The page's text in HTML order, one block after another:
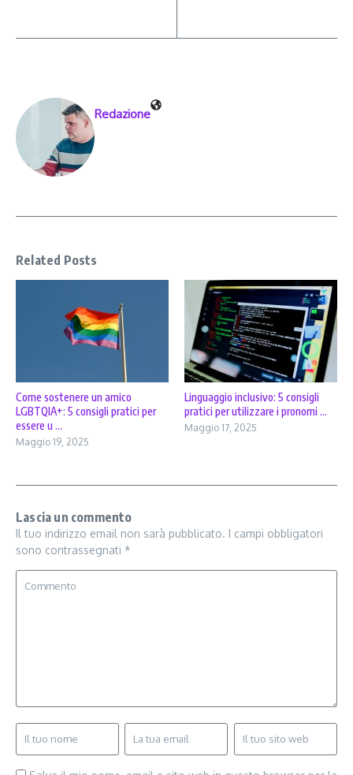
Redazione
Related Posts
Come sostenere un amico
LGBTQIA+: 5 consigli pratici per
essere u ...
Maggio 19, 2025
Linguaggio inclusivo: 5 consigli
pratici per utilizzare i pronomi ...
Maggio 17, 2025
Lascia un commento
Il tuo indirizzo email non sarà pubblicato. I campi obbligatori
sono contrassegnati *